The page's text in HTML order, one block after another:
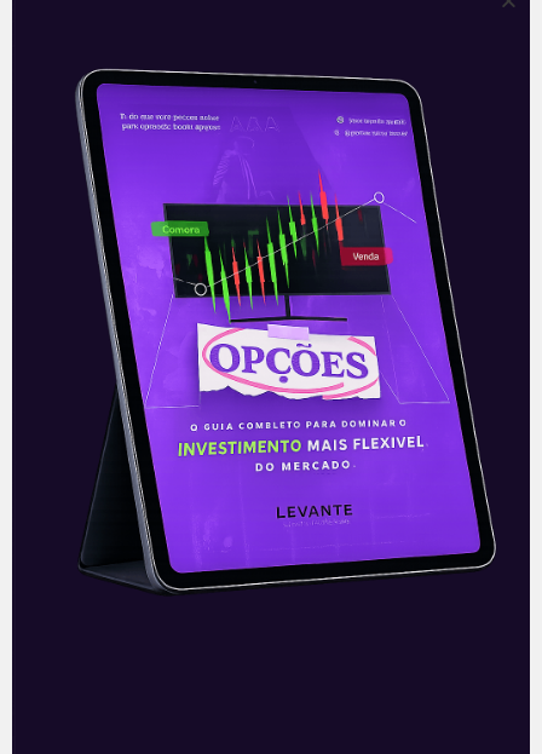
Título: O que é Análise
Técnica? | Manual do Trader
Trader: uma profissão desejada por
muitos, porém na qual poucos
conseguem ter sucesso.
Um dos pilares essenciais para todo
Trader de Sucesso é a Análise Técnica.
Entender o que é Análise Técnica e como
ela funciona na prática pode garantir a
efetividade das suas operações.
Leia mais
06/11/2023